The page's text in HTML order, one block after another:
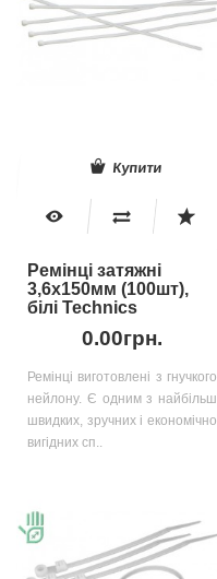
Купити
Ремінці затяжні
3,6х150мм (100шт),
білі Technics
0.00грн.
Ремінці виготовлені з гнучкого
нейлону. Є одним з найбільш
швидких, зручних і економічно
вигідних сп..